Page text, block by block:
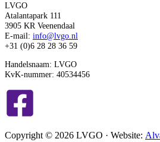
LVGO
Atalantapark 111
3905 KR Veenendaal
E-mail: info@lvgo.nl
+31 (0)6 28 28 36 59
Handelsnaam: LVGO
KvK-nummer: 40534456
Copyright © 2026 LVGO · Website: